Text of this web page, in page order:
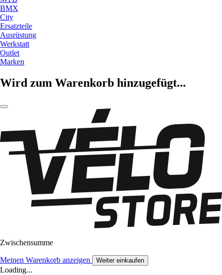
BMX
City
Ersatzteile
Ausrüstung
Werkstatt
Outlet
Marken
Wird zum Warenkorb hinzugefügt...
Zwischensumme
Meinen Warenkorb anzeigen Weiter einkaufen
Loading...